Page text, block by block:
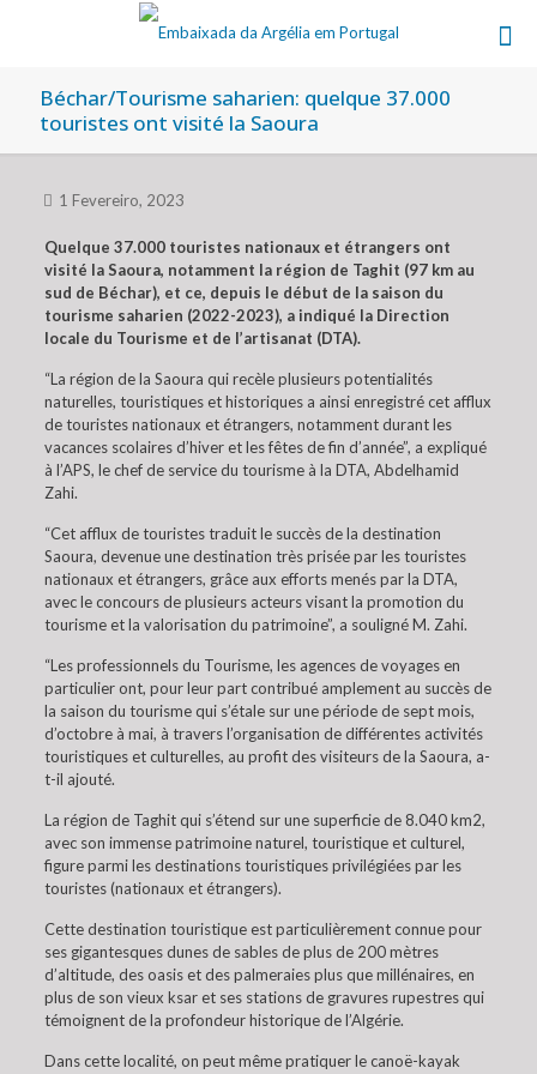
Béchar/Tourisme saharien: quelque 37.000
touristes ont visité la Saoura
1 Fevereiro, 2023
Quelque 37.000 touristes nationaux et étrangers ont
visité la Saoura, notamment la région de Taghit (97 km au
sud de Béchar), et ce, depuis le début de la saison du
tourisme saharien (2022-2023), a indiqué la Direction
locale du Tourisme et de l’artisanat (DTA).
“La région de la Saoura qui recèle plusieurs potentialités
naturelles, touristiques et historiques a ainsi enregistré cet afflux
de touristes nationaux et étrangers, notamment durant les
vacances scolaires d’hiver et les fêtes de fin d’année”, a expliqué
à l’APS, le chef de service du tourisme à la DTA, Abdelhamid
Zahi.
“Cet afflux de touristes traduit le succès de la destination
Saoura, devenue une destination très prisée par les touristes
nationaux et étrangers, grâce aux efforts menés par la DTA,
avec le concours de plusieurs acteurs visant la promotion du
tourisme et la valorisation du patrimoine”, a souligné M. Zahi.
“Les professionnels du Tourisme, les agences de voyages en
particulier ont, pour leur part contribué amplement au succès de
la saison du tourisme qui s’étale sur une période de sept mois,
d’octobre à mai, à travers l’organisation de différentes activités
touristiques et culturelles, au profit des visiteurs de la Saoura, a-
t-il ajouté.
La région de Taghit qui s’étend sur une superficie de 8.040 km2,
avec son immense patrimoine naturel, touristique et culturel,
figure parmi les destinations touristiques privilégiées par les
touristes (nationaux et étrangers).
Cette destination touristique est particulièrement connue pour
ses gigantesques dunes de sables de plus de 200 mètres
d’altitude, des oasis et des palmeraies plus que millénaires, en
plus de son vieux ksar et ses stations de gravures rupestres qui
témoignent de la profondeur historique de l’Algérie.
Dans cette localité, on peut même pratiquer le canoë-kayak